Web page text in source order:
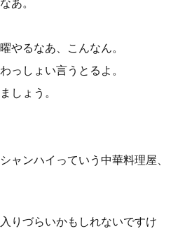
あ。
やるなあ、こんなん。
っしょい言うとるよ。
しょう。
ャンハイっていう中華料理屋、
りづらいかもしれないですけ